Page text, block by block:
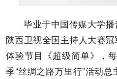
毕业于中国传媒大学播
陕西卫视全国主持人大赛
体验节目《超级简单》，
季“丝绸之路万里行”活动